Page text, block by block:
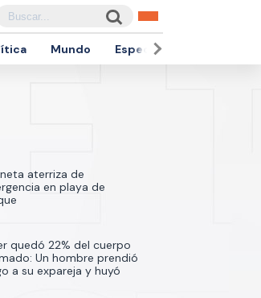
Mundo Espectáculos
aterriza de
en playa de
quedó 22% del cuerpo
Un hombre prendió
a su expareja y huyó